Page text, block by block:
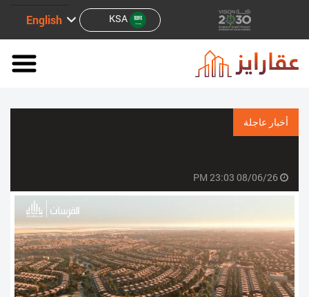
KSA
English
أخبار عاجلة